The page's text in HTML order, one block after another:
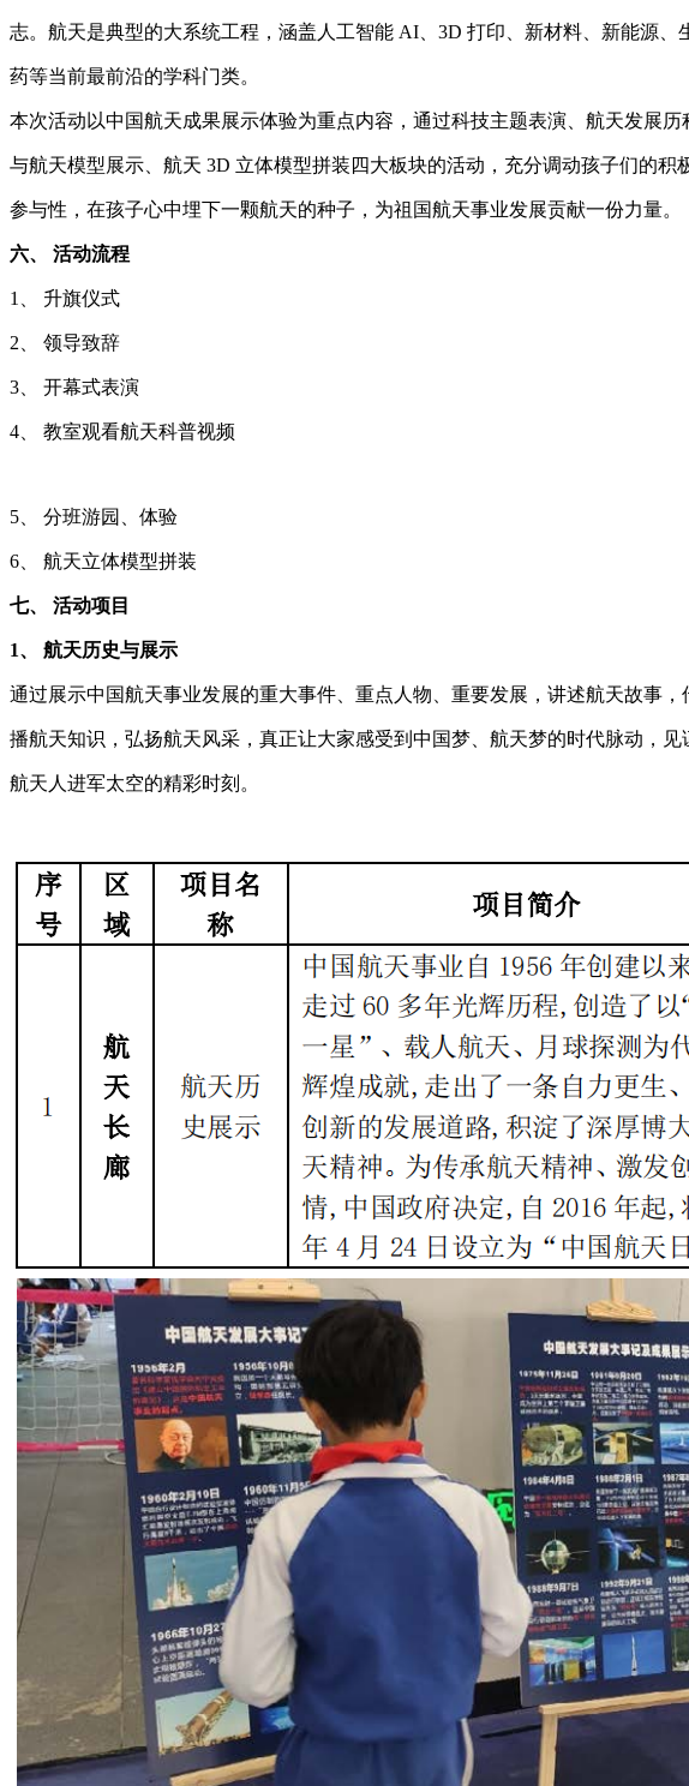
志。航天是典型的大系统工程，涵盖人工智能 AI、3D 打印、新材料、新能源、
药等当前最前沿的学科门类。
本次活动以中国航天成果展示体验为重点内容，通过科技主题表演、航天发展历
与航天模型展示、航天 3D 立体模型拼装四大板块的活动，充分调动孩子们的积
参与性，在孩子心中埋下一颗航天的种子，为祖国航天事业发展贡献一份力量。
六、 活动流程
1、 升旗仪式
2、 领导致辞
3、 开幕式表演
4、 教室观看航天科普视频
5、 分班游园、体验
6、 航天立体模型拼装
七、 活动项目
1、 航天历史与展示
通过展示中国航天事业发展的重大事件、重点人物、重要发展，讲述航天故事，
播航天知识，弘扬航天风采，真正让大家感受到中国梦、航天梦的时代脉动，见
航天人进军太空的精彩时刻。